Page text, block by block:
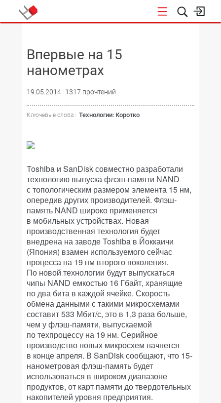
Впервые на 15
нанометрах
19.05.2014 1317 прочтений
Ключевые слова : Технологии: Коротко
Toshiba и SanDisk совместно разработали
технологию выпуска флэш-памяти NAND
с топологическим размером элемента 15 нм,
опередив других производителей. Флэш-
память NAND широко применяется
в мобильных устройствах. Новая
производственная технология будет
внедрена на заводе Toshiba в Йоккаичи
(Япония) взамен используемого сейчас
процесса на 19 нм второго поколения.
По новой технологии будут выпускаться
чипы NAND емкостью 16 Гбайт, хранящие
по два бита в каждой ячейке. Скорость
обмена данными с такими микросхемами
составит 533 Мбит/с, это в 1,3 раза больше,
чем у флэш-памяти, выпускаемой
по техпроцессу на 19 нм. Серийное
производство новых микросхем начнется
в конце апреля. В San­Disk сообщают, что 15-
нанометровая флэш-память будет
использоваться в широком диапазоне
продуктов, от карт памяти до твердотельных
накопителей уровня предприятия.